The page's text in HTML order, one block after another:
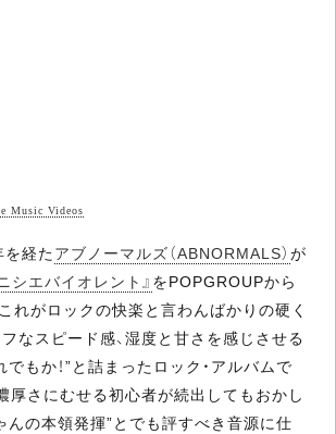
Music Videos
経たアブノーマルズ（ABNORMALS） が
シエバイオレント』 をPOPGROUPから
れがロックの快楽と言わんばかりの硬く
なスピード感、湿度と甘さを感じさせる
でもか！”と詰まったロック・アルバムで
厚さにむせる初心者が続出してもおかし
んの本領発揮”とでも評すべき音源に仕